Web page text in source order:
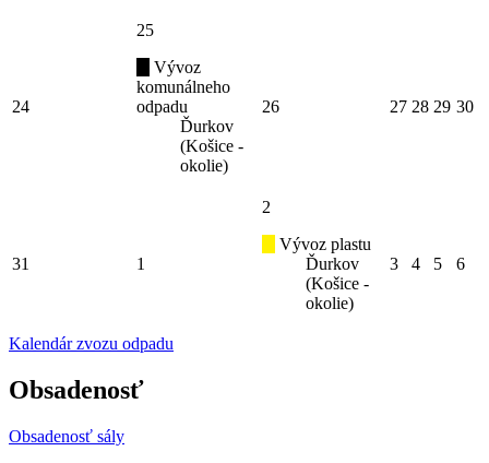
24
25
Vývoz
komunálneho
odpadu
Ďurkov
(Košice -
okolie)
26 27 28 29 30
31 1
2
Vývoz plastu
Ďurkov
(Košice -
okolie)
3 4 5 6
Kalendár zvozu odpadu
Obsadenosť
Obsadenosť sály